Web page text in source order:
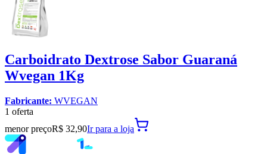
Carboidrato Dextrose Sabor Guaraná
Wvegan 1Kg
Fabricante: WVEGAN
1 oferta
menor preçoR$ 32,90Ir para a loja